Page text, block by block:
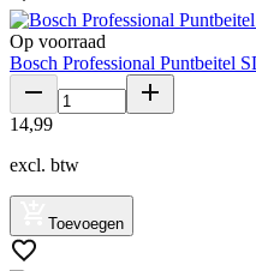
Op voorraad
Bosch Professional Puntbeitel
14,99
excl. btw
Toevoegen